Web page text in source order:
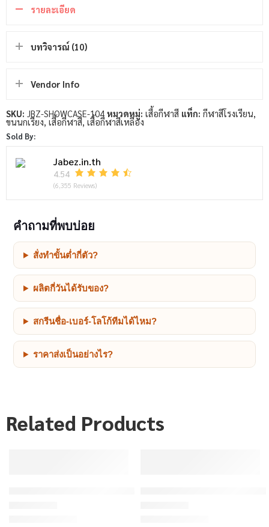
รายละเอียด
บทวิจารณ์ (10)
Vendor Info
SKU: JBZ-SHOWCASE-104 หมวดหมู่: เสื้อกีฬาสี แท็ก: กีฬาสีโรงเรียน,
ขนนกเรียง, เสื้อกีฬาสี, เสื้อกีฬาสีเหลือง
Sold By:
Jabez.in.th
4.54
(6,355 Reviews)
คำถามที่พบบ่อย
สั่งทำขั้นต่ำกี่ตัว?
ผลิตกี่วันได้รับของ?
สกรีนชื่อ-เบอร์-โลโก้ทีมได้ไหม?
ราคาส่งเป็นอย่างไร?
Related Products